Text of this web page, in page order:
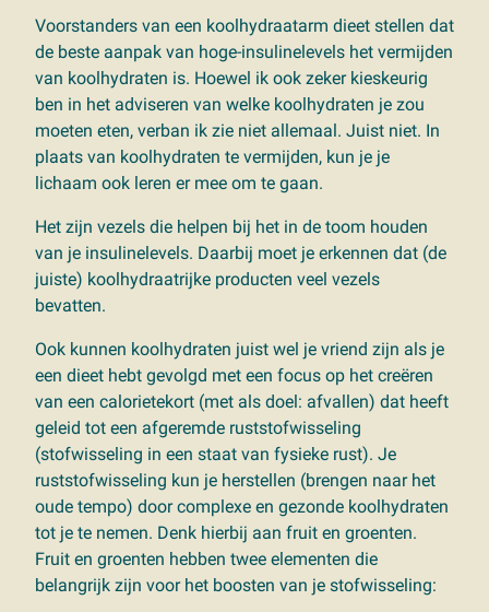
Voorstanders van een koolhydraatarm dieet stellen dat
de beste aanpak van hoge-insulinelevels het vermijden
van koolhydraten is. Hoewel ik ook zeker kieskeurig
ben in het adviseren van welke koolhydraten je zou
moeten eten, verban ik zie niet allemaal. Juist niet. In
plaats van koolhydraten te vermijden, kun je je
lichaam ook leren er mee om te gaan.
Het zijn vezels die helpen bij het in de toom houden
van je insulinelevels. Daarbij moet je erkennen dat (de
juiste) koolhydraatrijke producten veel vezels
bevatten.
Ook kunnen koolhydraten juist wel je vriend zijn als je
een dieet hebt gevolgd met een focus op het creëren
van een calorietekort (met als doel: afvallen) dat heeft
geleid tot een afgeremde ruststofwisseling
(stofwisseling in een staat van fysieke rust). Je
ruststofwisseling kun je herstellen (brengen naar het
oude tempo) door complexe en gezonde koolhydraten
tot je te nemen. Denk hierbij aan fruit en groenten.
Fruit en groenten hebben twee elementen die
belangrijk zijn voor het boosten van je stofwisseling: